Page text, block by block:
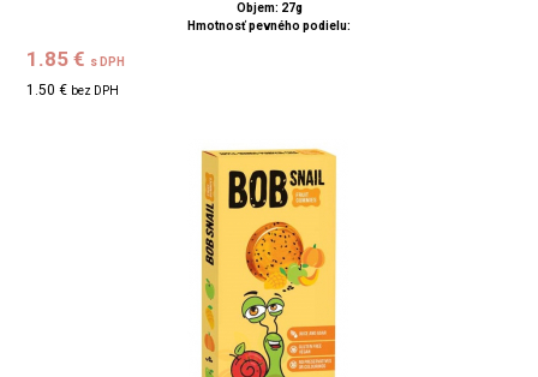
Objem: 27g
Hmotnosť pevného podielu:
1.85 € s DPH
1.50 € bez DPH